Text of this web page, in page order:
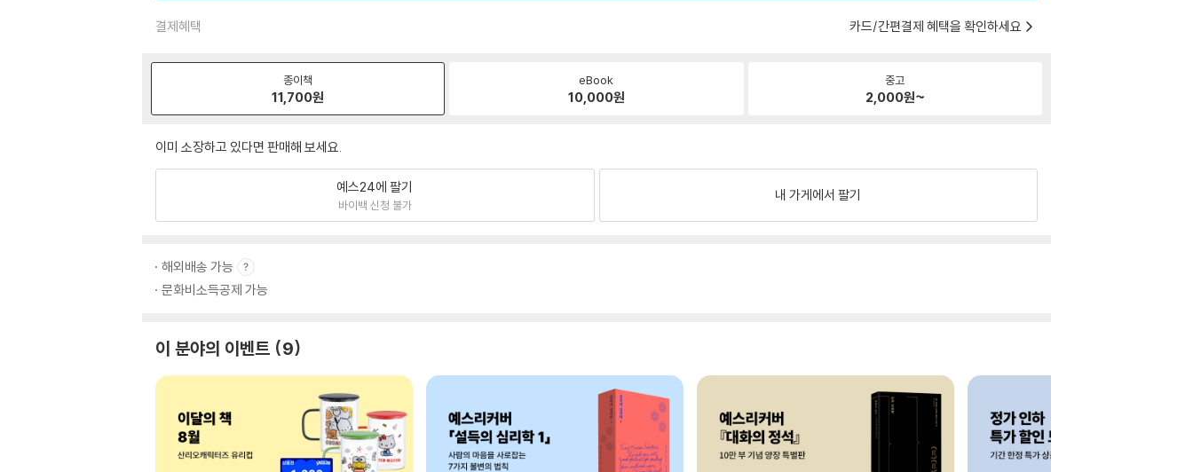
결제혜택 카드/간편결제 혜택을 확인하세요
종이책
11,700원
eBook
10,000원
중고
2,000원~
이미 소장하고 있다면 판매해 보세요.
예스24에 팔기
바이백 신청 불가
내 가게에서 팔기
해외배송 가능
문화비소득공제 가능
이 분야의 이벤트 9